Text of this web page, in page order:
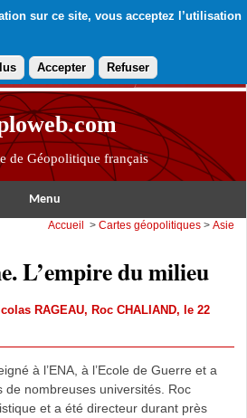
sur ce site, vous acceptez l’utilisation
Accepter Refuser
de Géopolitique français
Menu
Accueil >Cartes géopolitiques >Asie
L’empire du milieu
RAGEAU, Roc CHALIAND, le 22
à l’ENA, à l’Ecole de Guerre et a
de nombreuses universités. Roc
et a été directeur durant près